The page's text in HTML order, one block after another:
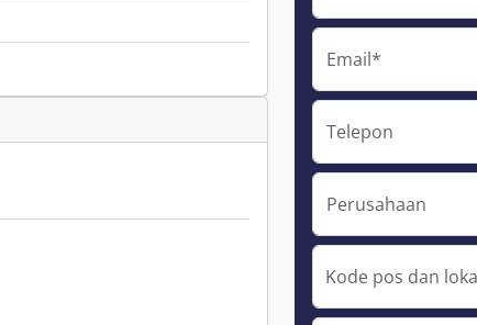
Email*
Telepon
Perusahaan
Kode pos dan